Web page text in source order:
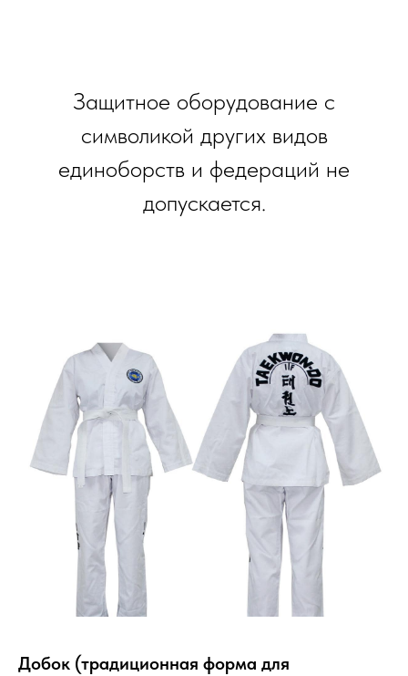
Защитное оборудование с
символикой других видов
единоборств и федераций не
допускается.
Добок (традиционная форма для